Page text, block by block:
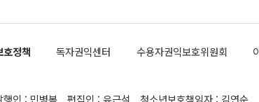
호정책 독자권익센터 수용자권익보호위원회
행인 : 민병복 편집인 : 유근석 청소년보호책임자 : 김연순